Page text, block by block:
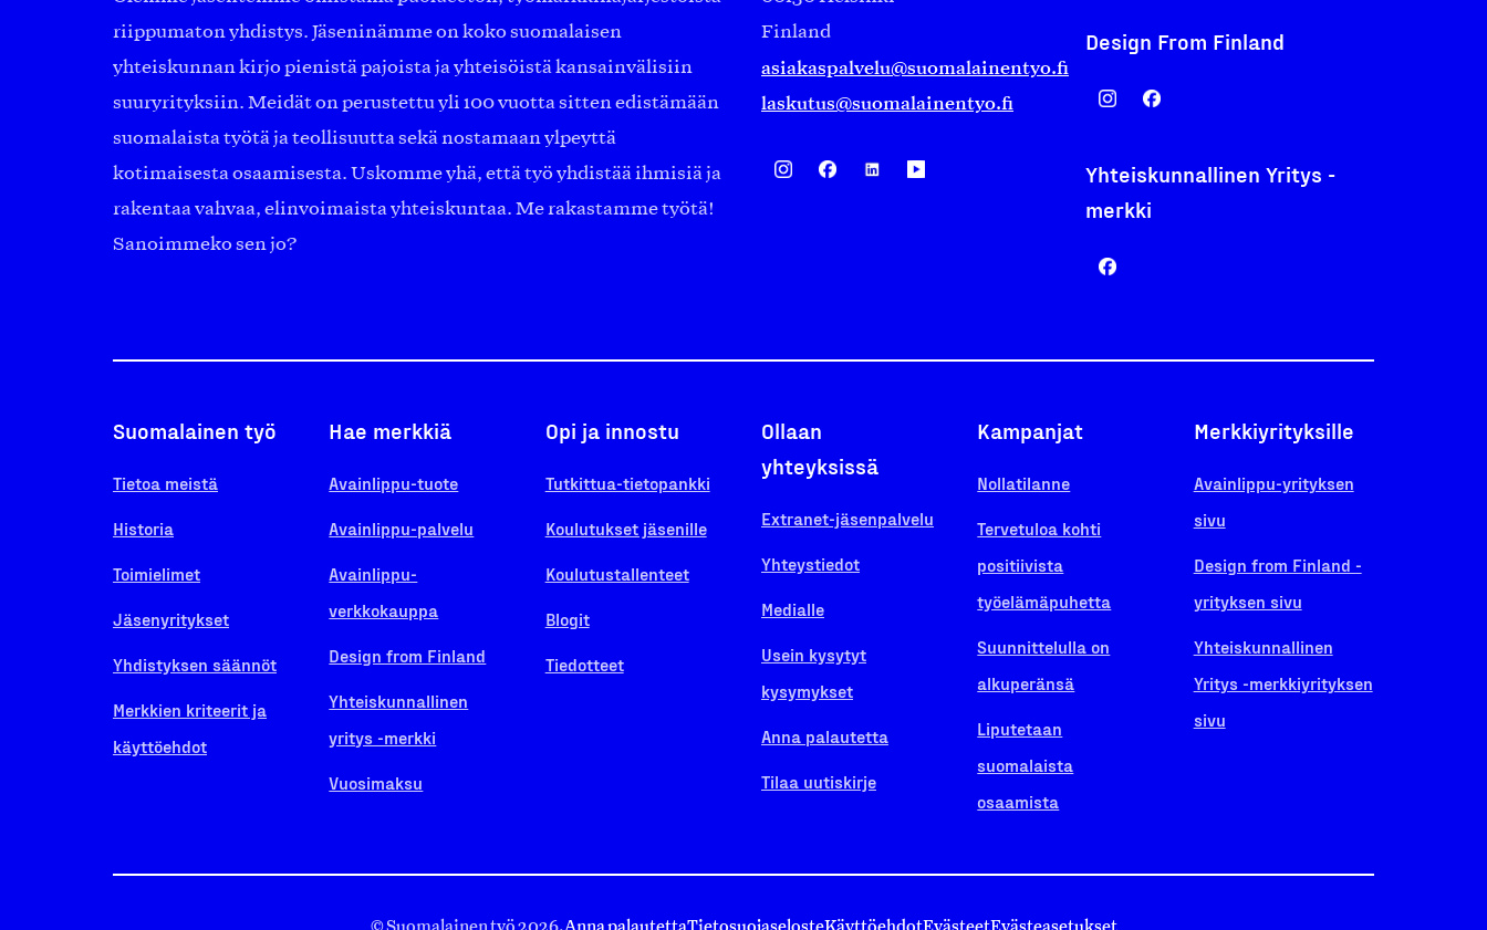
riippumaton yhdistys. Jäseninämme on koko suomalaisen
yhteiskunnan kirjo pienistä pajoista ja yhteisöistä kansainvälisiin
suuryrityksiin. Meidät on perustettu yli 100 vuotta sitten edistämään
suomalaista työtä ja teollisuutta sekä nostamaan ylpeyttä
kotimaisesta osaamisesta. Uskomme yhä, että työ yhdistää ihmisiä ja
rakentaa vahvaa, elinvoimaista yhteiskuntaa. Me rakastamme työtä!
Sanoimmeko sen jo?
Finland
asiakaspalvelu@suomalainentyo.fi
laskutus@suomalainentyo.fi
Design From Finland
Yhteiskunnallinen Yritys -
merkki
Suomalainen työ
Tietoa meistä
Historia
Toimielimet
Jäsenyritykset
Yhdistyksen säännöt
Merkkien kriteerit ja
käyttöehdot
Hae merkkiä
Avainlippu-tuote
Avainlippu-palvelu
Avainlippu-
verkkokauppa
Design from Finland
Yhteiskunnallinen
yritys -merkki
Vuosimaksu
Opi ja innostu
Tutkittua-tietopankki
Koulutukset jäsenille
Koulutustallenteet
Blogit
Tiedotteet
Ollaan
yhteyksissä
Extranet-jäsenpalvelu
Yhteystiedot
Medialle
Usein kysytyt
kysymykset
Anna palautetta
Tilaa uutiskirje
Kampanjat
Nollatilanne
Tervetuloa kohti
positiivista
työelämäpuhetta
Suunnittelulla on
alkuperänsä
Liputetaan
suomalaista
osaamista
Merkkiyrityksille
Avainlippu-yrityksen
sivu
Design from Finland -
yrityksen sivu
Yhteiskunnallinen
Yritys -merkkiyrityksen
sivu